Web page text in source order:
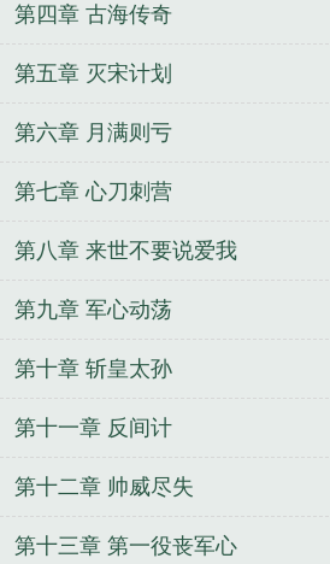
第四章 古海传奇
第五章 灭宋计划
第六章 月满则亏
第七章 心刀刺营
第八章 来世不要说爱我
第九章 军心动荡
第十章 斩皇太孙
第十一章 反间计
第十二章 帅威尽失
第十三章 第一役丧军心